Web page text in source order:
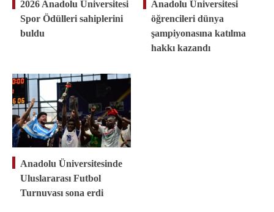
2026 Anadolu Üniversitesi
Spor Ödülleri sahiplerini
buldu
Anadolu Üniversitesi
öğrencileri dünya
şampiyonasına katılma
hakkı kazandı
Anadolu Üniversitesinde
Uluslararası Futbol
Turnuvası sona erdi